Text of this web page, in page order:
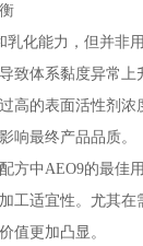
乳化能力，但并非
致体系黏度异常上
高的表面活性剂浓
响最终产品品质。
方中AEO9的最佳
工适宜性。尤其在
值更加凸显。